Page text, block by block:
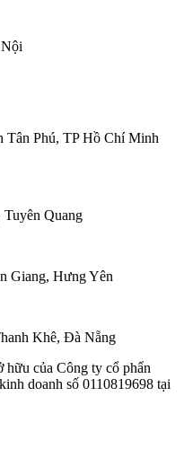
Tân Phú, TP Hồ Chí Minh
Tuyên Quang
Giang, Hưng Yên
Khê, Đà Nẵng
hữu của Công ty cổ phẩn
doanh số 0110819698 tại